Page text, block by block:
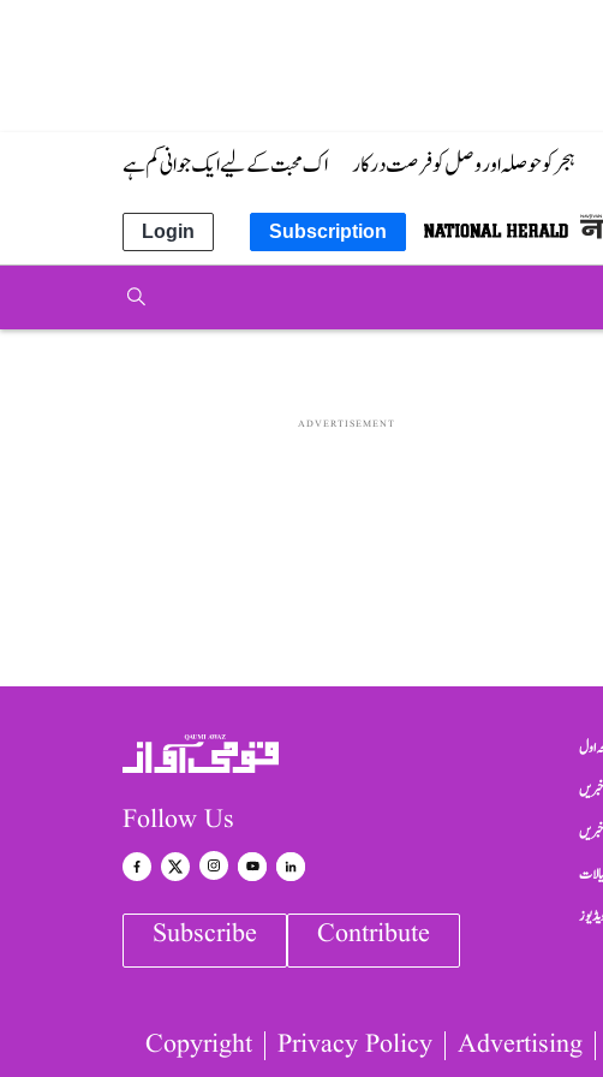
ہجر کو حوصلہ اور وصل کو فرصت درکار اک محبت کے لیے ایک جوانی کم ہے
Subscription
Login
ADVERTISEMENT
Follow Us
Subscribe Contribute
اول
خبریں
Copyright Privacy Policy Advertising